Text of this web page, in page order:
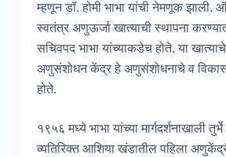
म्हणून डॉ. होमी भाभा यांची नेमणूक झाली.
स्वतंत्र अणुऊर्जा खात्याची स्थापना
सचिवपद भाभा यांच्याकडेच होते. या
अणुसंशोधन केंद्र हे अणुसंशोधनाचे व
होते.
१९५६ मध्ये भाभा यांच्या मार्गदर्शनाखाली
व्यतिरिक्त आशिया खंडातील पहिला